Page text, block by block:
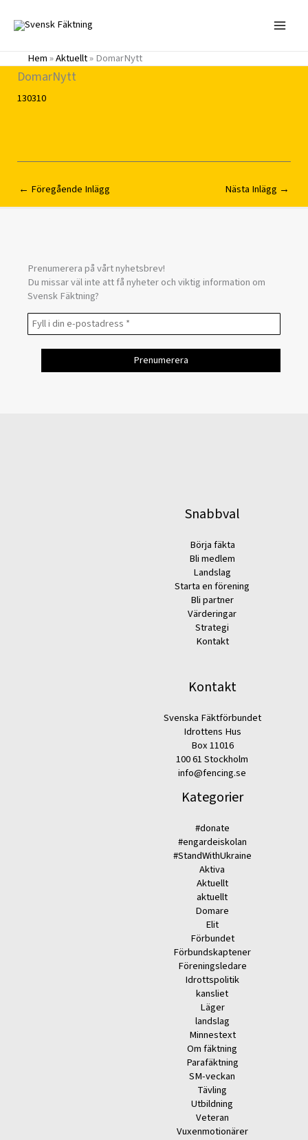
innehåll
Hem»Aktuellt»DomarNytt
DomarNytt
130310
← Föregående Inlägg Nästa Inlägg →
Prenumerera på vårt nyhetsbrev!
Du missar väl inte att få nyheter och viktig information om
Svensk Fäktning?
Snabbval
Börja fäkta
Bli medlem
Landslag
Starta en förening
Bli partner
Värderingar
Strategi
Kontakt
Kontakt
Svenska Fäktförbundet
Idrottens Hus
Box 11016
100 61 Stockholm
info@fencing.se
Kategorier
#donate
#engardeiskolan
#StandWithUkraine
Aktiva
Aktuellt
aktuellt
Domare
Elit
Förbundet
Förbundskaptener
Föreningsledare
Idrottspolitik
kansliet
Läger
landslag
Minnestext
Om fäktning
Parafäktning
SM-veckan
Tävling
Utbildning
Veteran
Vuxenmotionärer